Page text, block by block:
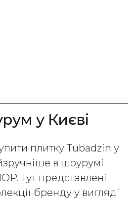
у Києві
плитку Tubadzin у
в шоурумі
Тут представлені
бренду у вигляді